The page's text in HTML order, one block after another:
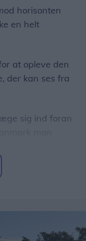
horisonten
en helt
at opleve den
der kan ses fra
sig ind foran
20.00, kort